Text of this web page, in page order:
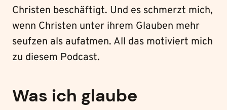
Christen beschäftigt. Und es schmerzt mich,
wenn Christen unter ihrem Glauben mehr
seufzen als aufatmen. All das motiviert mich
zu diesem Podcast.
Was ich glaube